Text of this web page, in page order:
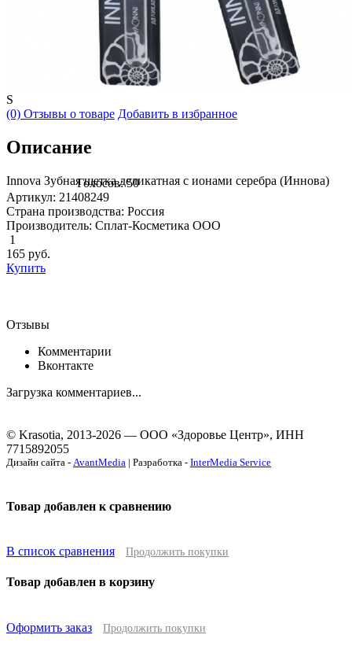
S
(0) Отзывы о товаре Добавить в избранное
Описание
Innova Зубная щетка деликатная с ионами серебра (Иннова)
Голосов: 50
Артикул: 21408249
Страна производства: Россия
Производитель: Сплат-Косметика ООО
1
165 руб.
Купить
Отзывы
Комментарии
Вконтакте
Загрузка комментариев...
© Krasotia, 2013-2026 — ООО «Здоровье Центр», ИНН
7715892055
Дизайн сайта - AvantMedia | Разработка - InterMedia Service
Товар добавлен к сравнению
В список сравнения Продолжить покупки
Товар добавлен в корзину
Оформить заказ Продолжить покупки